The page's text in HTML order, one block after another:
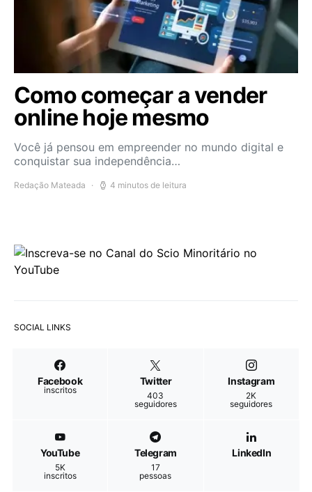
Como começar a vender
online hoje mesmo
Você já pensou em empreender no mundo digital e
conquistar sua independência…
Redação Mateada 4 minutos de leitura
SOCIAL LINKS
Facebook
inscritos
Twitter
403
seguidores
Instagram
2K
seguidores
YouTube
5K
inscritos
Telegram
17
pessoas
LinkedIn